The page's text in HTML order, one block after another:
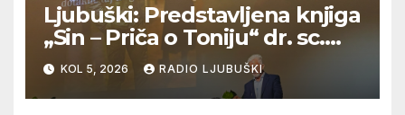
Ljubuški: Predstavljena knjiga
„Sin – Priča o Toniju“ dr. sc.
Zdenka Hercega
KOL 5, 2026 RADIO LJUBUŠKI